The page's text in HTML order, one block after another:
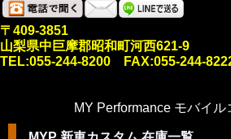
〒409-3851
山梨県中巨摩郡昭和町河西621-9
TEL:055-244-8200 FAX:055-244-
MY Performance モバイル